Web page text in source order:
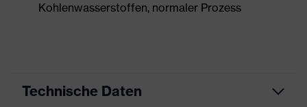
Kohlenwasserstoffen, normaler Prozess
Technische Daten